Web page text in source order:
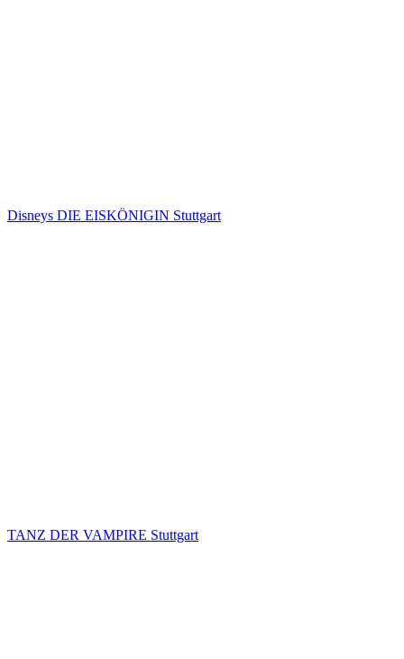
Disneys DIE EISKÖNIGIN Stuttgart
TANZ DER VAMPIRE Stuttgart